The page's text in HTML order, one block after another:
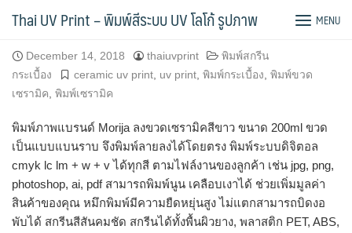
Thai UV Print – พิมพ์สีระบบ UV โลโก้ รูปภาพ MENU
พิมพ์ขวดเซรามิค แบบแบน
December 14, 2018 thaiuvprint
พิมพ์สกรีน
กระเบื้อง
ceramic uv print uv print พิมพ์กระเบื้อง พิมพ์ขวด
เซรามิค พิมพ์เซรามิค
พิมพ์ภาพแบรนด์ Morija ลงขวดเซรามิคสีขาว ขนาด 200ml ขวด
เป็นแบบแบนราบ จึงพิมพ์ลายลงได้โดยตรง พิมพ์ระบบดิจิตอล
cmyk lc lm + w + v ได้ทุกสี ตามไฟล์งานของลูกค้า เช่น jpg, png,
photoshop, ai, pdf สามารถพิมพ์นูน เคลือบเงาได้ ช่วยเพิ่มมูลค่า
สินค้าของคุณ หมึกพิมพ์มีความยืดหยุ่นสูง ไม่แตกสามารถบิดงอ
พับได้ สกรีนสีสันคมชัด สกรีนได้ทั้งพื้นผิวยาง, พลาสติก PET, ABS,